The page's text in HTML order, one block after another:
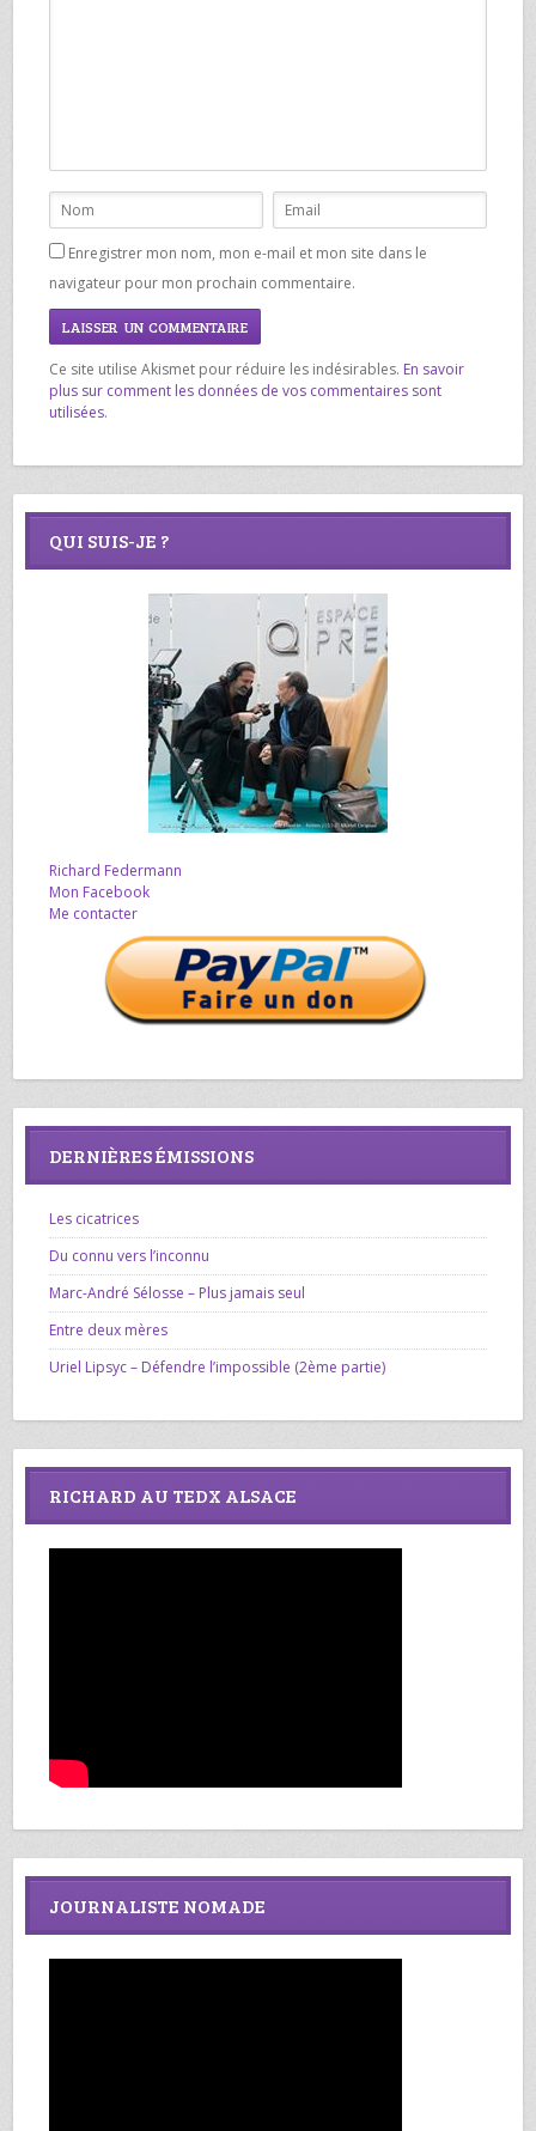
Enregistrer mon nom, mon e-mail et mon site dans le
navigateur pour mon prochain commentaire.
Ce site utilise Akismet pour réduire les indésirables. En savoir
plus sur comment les données de vos commentaires sont
utilisées.
QUI SUIS-JE ?
Richard Federmann
Mon Facebook
Me contacter
DERNIÈRES ÉMISSIONS
Les cicatrices
Du connu vers l’inconnu
Marc-André Sélosse – Plus jamais seul
Entre deux mères
Uriel Lipsyc – Défendre l’impossible (2ème partie)
RICHARD AU TEDX ALSACE
JOURNALISTE NOMADE